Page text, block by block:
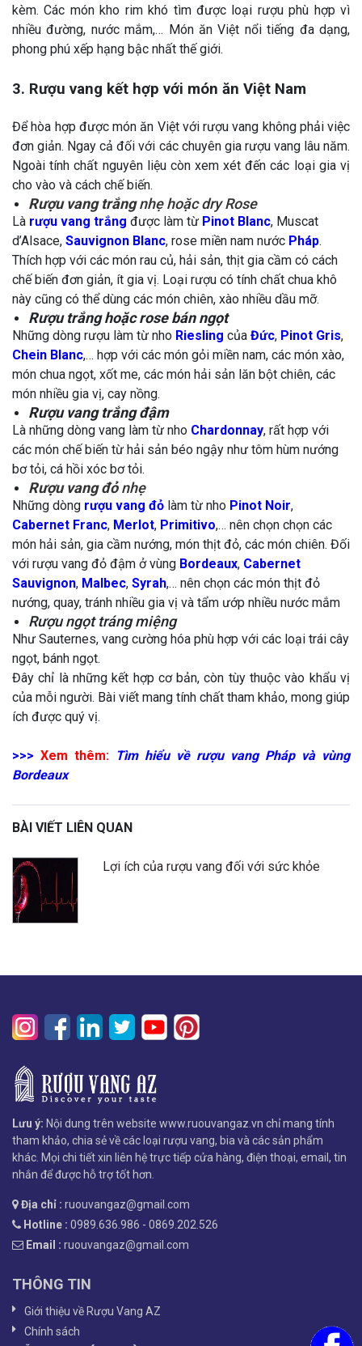
kèm. Các món kho rim khó tìm được loại rượu phù hợp vì
nhiều đường, nước mắm,… Món ăn Việt nổi tiếng đa dạng,
phong phú xếp hạng bậc nhất thế giới.
3. Rượu vang kết hợp với món ăn Việt Nam
Để hòa hợp được món ăn Việt với rượu vang không phải việc
đơn giản. Ngay cả đối với các chuyên gia rượu vang lâu năm.
Ngoài tính chất nguyên liệu còn xem xét đến các loại gia vị
cho vào và cách chế biến.
Rượu vang trắngnhẹ hoặc dry Rose
Là rượu vang trắng được làm từ Pinot Blanc, Muscat
d’Alsace, Sauvignon Blanc, rose miền nam nước Pháp.
Thích hợp với các món rau củ, hải sản, thịt gia cầm có cách
chế biến đơn giản, ít gia vị. Loại rượu có tính chất chua khô
này cũng có thể dùng các món chiên, xào nhiều dầu mỡ.
Rượu trắng hoặc rose bán ngọt
Những dòng rượu làm từ nho Riesling của Đức, Pinot Gris,
Chein Blanc,… hợp với các món gỏi miền nam, các món xào,
món chua ngọt, xốt me, các món hải sản lăn bột chiên, các
món nhiều gia vị, cay nồng.
Rượu vang trắng đậm
Là những dòng vang làm từ nho Chardonnay, rất hợp với
các món chế biến từ hải sản béo ngậy như tôm hùm nướng
bơ tỏi, cá hồi xóc bơ tỏi.
Rượu vang đỏnhẹ
Những dòng rượu vang đỏ làm từ nho Pinot Noir,
Cabernet Franc, Merlot, Primitivo,… nên chọn chọn các
món hải sản, gia cầm nướng, món thịt đỏ, các món chiên. Đối
với rượu vang đỏ đậm ở vùng Bordeaux, Cabernet
Sauvignon, Malbec, Syrah,… nên chọn các món thịt đỏ
nướng, quay, tránh nhiều gia vị và tẩm ướp nhiều nước mắm
Rượu ngọt tráng miệng
Như Sauternes, vang cường hóa phù hợp với các loại trái cây
ngọt, bánh ngọt.
Đây chỉ là những kết hợp cơ bản, còn tùy thuộc vào khẩu vị
của mỗi người. Bài viết mang tính chất tham khảo, mong giúp
ích được quý vị.
>>> Xem thêm: Tìm hiểu về rượu vang Pháp và vùng
Bordeaux
BÀI VIẾT LIÊN QUAN
Lợi ích của rượu vang đối với sức khỏe
Lưu ý: Nội dung trên website www.ruouvangaz.vn chỉ mang tính
tham khảo, chia sẻ về các loại rượu vang, bia và các sản phẩm
khác. Mọi chi tiết xin liên hệ trực tiếp cửa hàng, điện thoại, email, tin
nhắn để được hỗ trợ tốt hơn.
Địa chỉ : ruouvangaz@gmail.com
Hotline : 0989.636.986 - 0869.202.526
Email : ruouvangaz@gmail.com
THÔNG TIN
Giới thiệu về Rượu Vang AZ
Chính sách